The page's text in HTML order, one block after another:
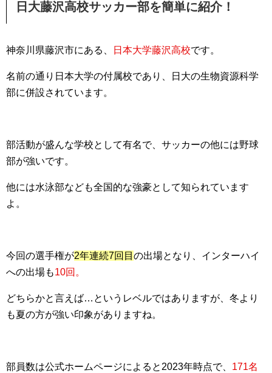
日大藤沢高校サッカー部を簡単に紹介！
神奈川県藤沢市にある、 日本大学藤沢高校です。
名前の通り日本大学の付属校であり、日大の生物資源科学
部に併設されています。
部活動が盛んな学校として有名で、サッカーの他には野球
部が強いです。
他には水泳部なども全国的な強豪として知られています
よ。
今回の選手権が2年連続7回目 の出場となり、インターハイ
への出場も10回。
どちらかと言えば…というレベルではありますが、冬より
も夏の方が強い印象がありますね。
部員数は公式ホームページによると2023年時点で、 171名